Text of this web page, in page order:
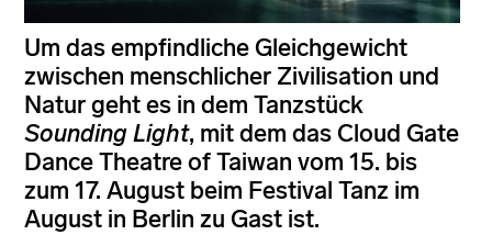
Um das empfindliche Gleichgewicht
zwischen menschlicher Zivilisation und
Natur geht es in dem Tanzstück
Sounding Light, mit dem das Cloud Gate
Dance Theatre of Taiwan vom 15. bis
zum 17. August beim Festival Tanz im
August in Berlin zu Gast ist.